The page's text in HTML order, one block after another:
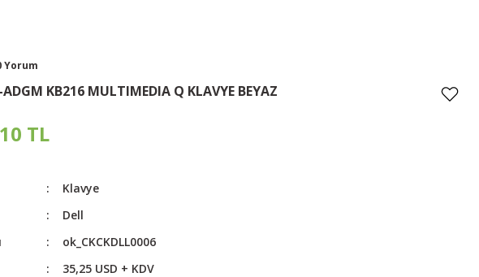
Yorum
ADGM KB216 MULTIMEDIA Q KLAVYE BEYAZ
TL
Klavye
Dell
ok_CKCKDLL0006
35,25 USD + KDV